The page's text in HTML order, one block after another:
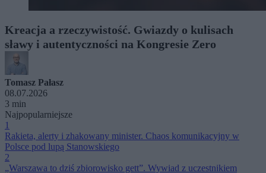
Kreacja a rzeczywistość. Gwiazdy o kulisach
sławy i autentyczności na Kongresie Zero
Tomasz Pałasz
08.07.2026
3 min
Najpopularniejsze
1
Rakieta, alerty i zhakowany minister. Chaos komunikacyjny w
Polsce pod lupą Stanowskiego
2
„Warszawa to dziś zbiorowisko gett”. Wywiad z uczestnikiem